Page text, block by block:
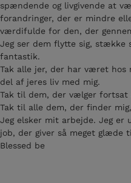
spændende og livgivende at
forandringer, der er mindre
værdifulde for den, der
Jeg ser dem flytte sig, stække
fantastik.
Tak alle jer, der har været hos
del af jeres liv med mig.
Tak til dem, der vælger fortsat
Tak til alle dem, der finder
Jeg elsker mit arbejde. Jeg er
job, der giver så meget glæde
Blessed be